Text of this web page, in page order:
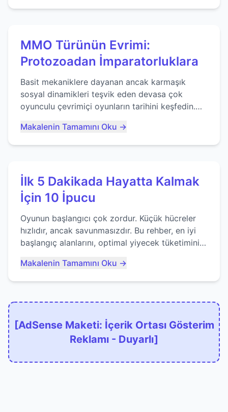
MMO Türünün Evrimi:
Protozoadan İmparatorluklara
Basit mekaniklere dayanan ancak karmaşık
sosyal dinamikleri teşvik eden devasa çok
oyunculu çevrimiçi oyunların tarihini keşfedin.
Makalenin Tamamını Oku →
İlk 5 Dakikada Hayatta Kalmak
İçin 10 İpucu
Oyunun başlangıcı çok zordur. Küçük hücreler
hızlıdır, ancak savunmasızdır. Bu rehber, en iyi
başlangıç alanlarını, optimal yiyecek tüketimini
kaçınacağınızı anlatıyor...
Makalenin Tamamını Oku →
[AdSense Maketi: İçerik Ortası Gösterim
Reklamı - Duyarlı]